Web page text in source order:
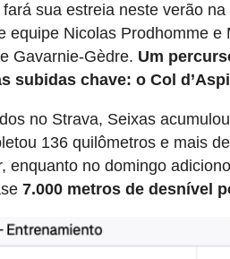
sua estreia neste verão
equipe Nicolas Prodhomme
Gavarnie-Gèdre. Um
subidas chave: o Col
no Strava, Seixas
136 quilômetros e mais
enquanto no domingo
7.000 metros de desnível